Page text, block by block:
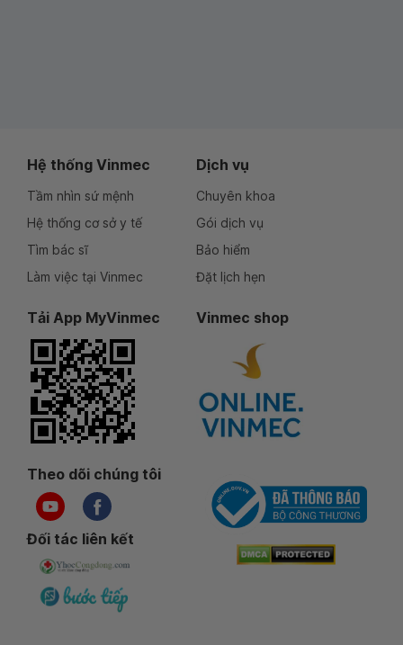
Hệ thống Vinmec
Tầm nhìn sứ mệnh
Hệ thống cơ sở y tế
Tìm bác sĩ
Làm việc tại Vinmec
Dịch vụ
Chuyên khoa
Gói dịch vụ
Bảo hiểm
Đặt lịch hẹn
Tải App MyVinmec Vinmec shop
Theo dõi chúng tôi
Đối tác liên kết